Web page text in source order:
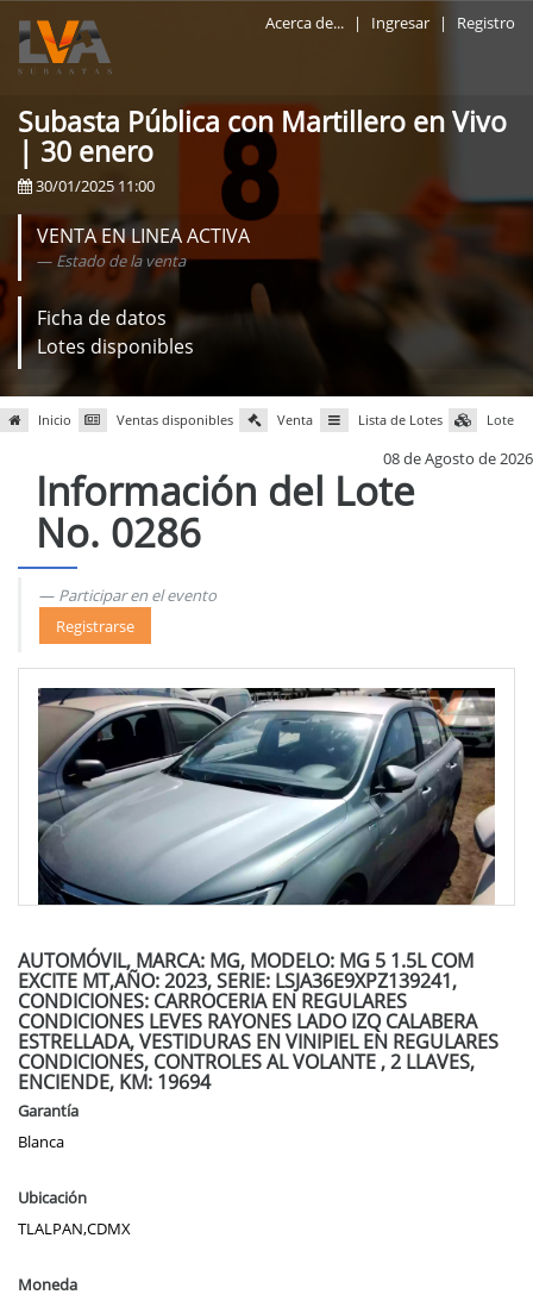
Acerca de... | Ingresar | Registro
Subasta Pública con Martillero en Vivo
| 30 enero
30/01/2025 11:00
VENTA EN LINEA ACTIVA
Estado de la venta
Ficha de datos
Lotes disponibles
Inicio Ventas disponibles Venta Lista de Lotes Lote
08 de Agosto de 2026
Información del Lote
No. 0286
Participar en el evento
Registrarse
AUTOMÓVIL, MARCA: MG, MODELO: MG 5 1.5L COM
EXCITE MT,AÑO: 2023, SERIE: LSJA36E9XPZ139241,
CONDICIONES: CARROCERIA EN REGULARES
CONDICIONES LEVES RAYONES LADO IZQ CALABERA
ESTRELLADA, VESTIDURAS EN VINIPIEL EN REGULARES
CONDICIONES, CONTROLES AL VOLANTE , 2 LLAVES,
ENCIENDE, KM: 19694
Garantía
Blanca
Ubicación
TLALPAN,CDMX
Moneda